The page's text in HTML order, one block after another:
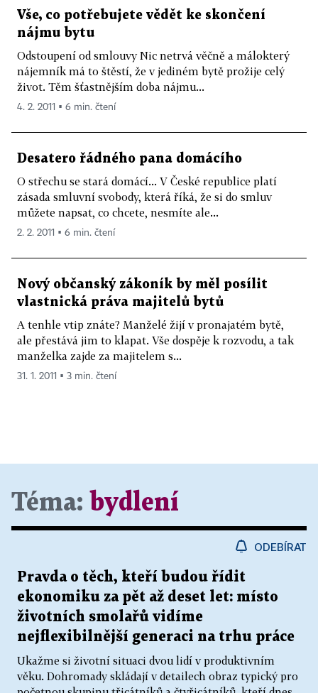
Vše, co potřebujete vědět ke skončení
nájmu bytu
Odstoupení od smlouvy Nic netrvá věčně a málokterý
nájemník má to štěstí, že v jediném bytě prožije celý
život. Těm šťastnějším doba nájmu...
4. 2. 2011 ▪ 6 min. čtení
Desatero řádného pana domácího
O střechu se stará domácí... V České republice platí
zásada smluvní svobody, která říká, že si do smluv
můžete napsat, co chcete, nesmíte ale...
2. 2. 2011 ▪ 6 min. čtení
Nový občanský zákoník by měl posílit
vlastnická práva majitelů bytů
A tenhle vtip znáte? Manželé žijí v pronajatém bytě,
ale přestává jim to klapat. Vše dospěje k rozvodu, a tak
manželka zajde za majitelem s...
31. 1. 2011 ▪ 3 min. čtení
Téma: bydlení
ODEBÍRAT
Pravda o těch, kteří budou řídit
ekonomiku za pět až deset let: místo
životních smolařů vidíme
nejflexibilnější generaci na trhu práce
Ukažme si životní situaci dvou lidí v produktivním
věku. Dohromady skládají v detailech obraz typický pro